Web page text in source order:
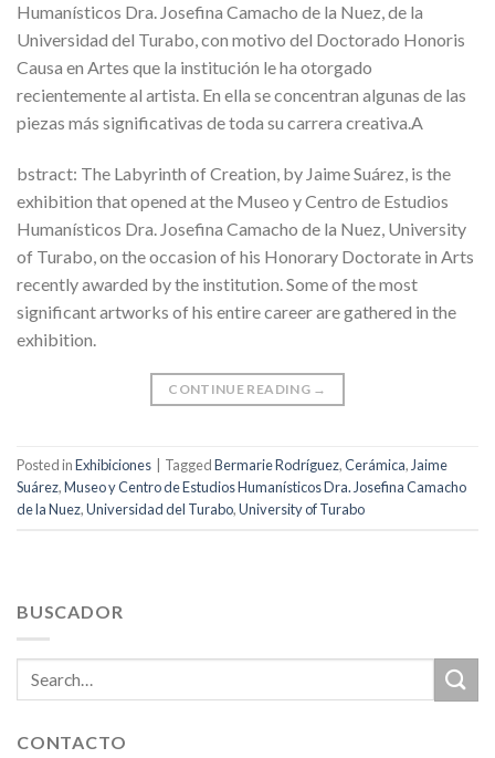
Humanísticos Dra. Josefina Camacho de la Nuez, de la
Universidad del Turabo, con motivo del Doctorado Honoris
Causa en Artes que la institución le ha otorgado
recientemente al artista. En ella se concentran algunas de las
piezas más significativas de toda su carrera creativa.A
bstract: The Labyrinth of Creation, by Jaime Suárez, is the
exhibition that opened at the Museo y Centro de Estudios
Humanísticos Dra. Josefina Camacho de la Nuez, University
of Turabo, on the occasion of his Honorary Doctorate in Arts
recently awarded by the institution. Some of the most
significant artworks of his entire career are gathered in the
exhibition.
CONTINUE READING →
Posted inExhibiciones TaggedBermarie Rodríguez,Cerámica,Jaime
Suárez,Museo y Centro de Estudios Humanísticos Dra. Josefina Camacho
de la Nuez,Universidad del Turabo,University of Turabo
BUSCADOR
CONTACTO